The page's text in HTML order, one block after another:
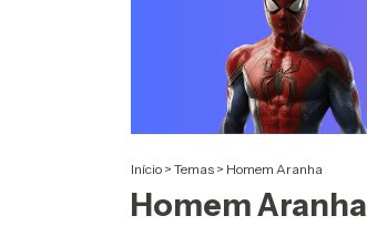
Início > Temas > Homem Aranha
Homem Aranha